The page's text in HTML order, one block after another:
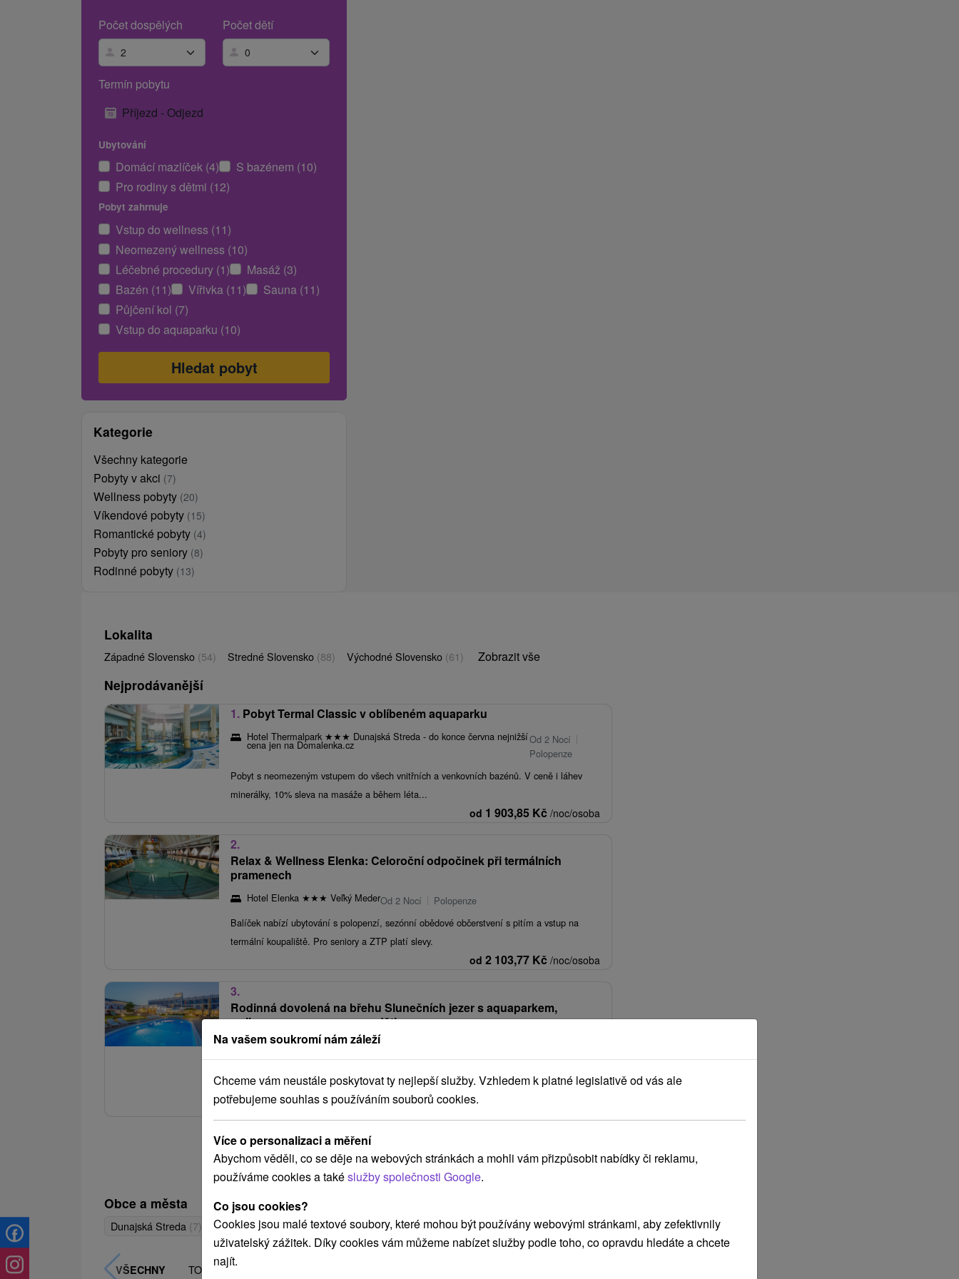
Počet dospělých
Počet dětí
Termín pobytu
Příjezd - Odjezd
Ubytování
Domácí mazlíček (4)
S bazénem (10)
Pro rodiny s dětmi (12)
Pobyt zahrnuje
Vstup do wellness (11)
Neomezený wellness (10)
Léčebné procedury (1)
Masáž (3)
Bazén (11)
Vířivka (11)
Sauna (11)
Půjčení kol (7)
Vstup do aquaparku (10)
Kategorie
Všechny kategorie
Pobyty v akci (7)
Wellness pobyty (20)
Víkendové pobyty (15)
Romantické pobyty (4)
Pobyty pro seniory (8)
Rodinné pobyty (13)
Lokalita
Západné Slovensko (54) Stredné Slovensko (88) Východné Slovensko (61) Zobrazit vše
Nejprodávanější
1. Pobyt Termal Classic v oblíbeném aquaparku
Hotel Thermalpark ★★★ Dunajská Streda - do konce června nejnižší
cena jen na Domalenka.cz
Od 2 Nocí
Polopenze
Pobyt s neomezeným vstupem do všech vnitřních a venkovních bazénů. V ceně i láhev
minerálky, 10% sleva na masáže a během léta...
od 1 903,85 Kč /noc/osoba
2.
Relax & Wellness Elenka: Celoroční odpočinek při termálních
pramenech
Hotel Elenka ★★★ Veľký MederOd 2 Nocí
Polopenze
Balíček nabízí ubytování s polopenzí, sezónní obědové občerstvení s pitím a vstup na
termální koupaliště. Pro seniory a ZTP platí slevy.
od 2 103,77 Kč /noc/osoba
3.
Rodinná dovolená na břehu Slunečních jezer s aquaparkem,
wellness a programem pro děti
Hotel Senec★★★★Od 1 Noci
Senec i Sai Wellness, víkendové animace a dětský svět.
od
Zobrazit více
Obce a města
Dunajská Streda (7) Veľký Meder(3) Štúrovo(1) Senec(1) Orechová Potôň(1) Belá(1)
VŠECHNY TOP - NEJPRODÁVANĚJŠÍ
Na vašem soukromí nám záleží
Chceme vám neustále poskytovat ty nejlepší služby. Vzhledem k platné legislativě od vás ale
potřebujeme souhlas s používáním souborů cookies.
Více o personalizaci a měření
Abychom věděli, co se děje na webových stránkách a mohli vám přizpůsobit nabídky či reklamu,
používáme cookies a takéslužby společnosti Google.
Co jsou cookies?
Cookies jsou malé textové soubory, které mohou být používány webovými stránkami, aby zefektivnily
uživatelský zážitek. Díky cookies vám můžeme nabízet služby podle toho, co opravdu hledáte a chcete
najít.